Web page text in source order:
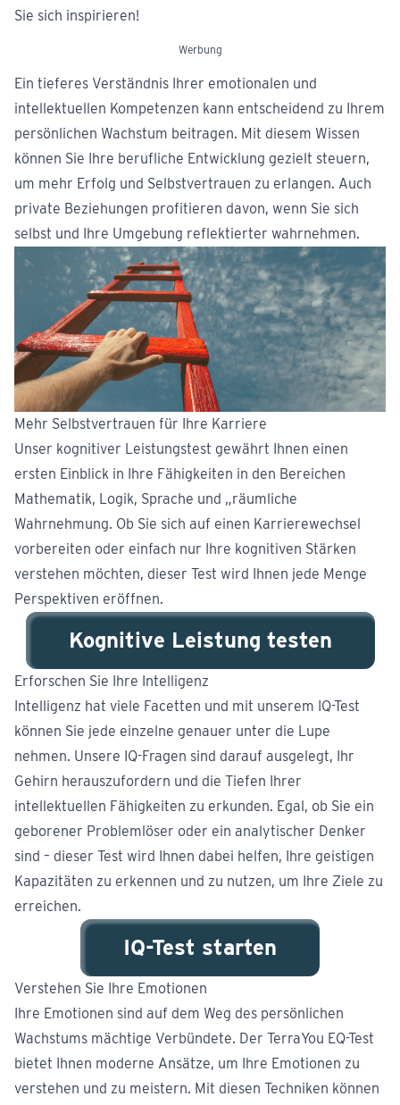
Sie sich inspirieren!
Werbung
Ein tieferes Verständnis Ihrer emotionalen und
intellektuellen Kompetenzen kann entscheidend zu Ihrem
persönlichen Wachstum beitragen. Mit diesem Wissen
können Sie Ihre berufliche Entwicklung gezielt steuern,
um mehr Erfolg und Selbstvertrauen zu erlangen. Auch
private Beziehungen profitieren davon, wenn Sie sich
selbst und Ihre Umgebung reflektierter wahrnehmen.
Mehr Selbstvertrauen für Ihre Karriere
Unser kognitiver Leistungstest gewährt Ihnen einen
ersten Einblick in Ihre Fähigkeiten in den Bereichen
Mathematik, Logik, Sprache und „räumliche
Wahrnehmung. Ob Sie sich auf einen Karrierewechsel
vorbereiten oder einfach nur Ihre kognitiven Stärken
verstehen möchten, dieser Test wird Ihnen jede Menge
Perspektiven eröffnen.
Kognitive Leistung testen
Erforschen Sie Ihre Intelligenz
Intelligenz hat viele Facetten und mit unserem IQ-Test
können Sie jede einzelne genauer unter die Lupe
nehmen. Unsere IQ-Fragen sind darauf ausgelegt, Ihr
Gehirn herauszufordern und die Tiefen Ihrer
intellektuellen Fähigkeiten zu erkunden. Egal, ob Sie ein
geborener Problemlöser oder ein analytischer Denker
sind – dieser Test wird Ihnen dabei helfen, Ihre geistigen
Kapazitäten zu erkennen und zu nutzen, um Ihre Ziele zu
erreichen.
IQ-Test starten
Verstehen Sie Ihre Emotionen
Ihre Emotionen sind auf dem Weg des persönlichen
Wachstums mächtige Verbündete. Der TerraYou EQ-Test
bietet Ihnen moderne Ansätze, um Ihre Emotionen zu
verstehen und zu meistern. Mit diesen Techniken können